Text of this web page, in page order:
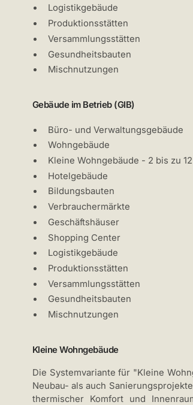
Logistikgebäude
Produktionsstätten
Versammlungsstätten
Gesundheitsbauten
Mischnutzungen
Gebäude im Betrieb (GIB)
Büro- und Verwaltungsgebäude
Wohngebäude
Kleine Wohngebäude - 2 bis zu
Hotelgebäude
Bildungsbauten
Verbrauchermärkte
Geschäftshäuser
Shopping Center
Logistikgebäude
Produktionsstätten
Versammlungsstätten
Gesundheitsbauten
Mischnutzungen
Kleine Wohngebäude
Die Systemvariante für "Kleine
Neubau- als auch
thermischer Komfort und